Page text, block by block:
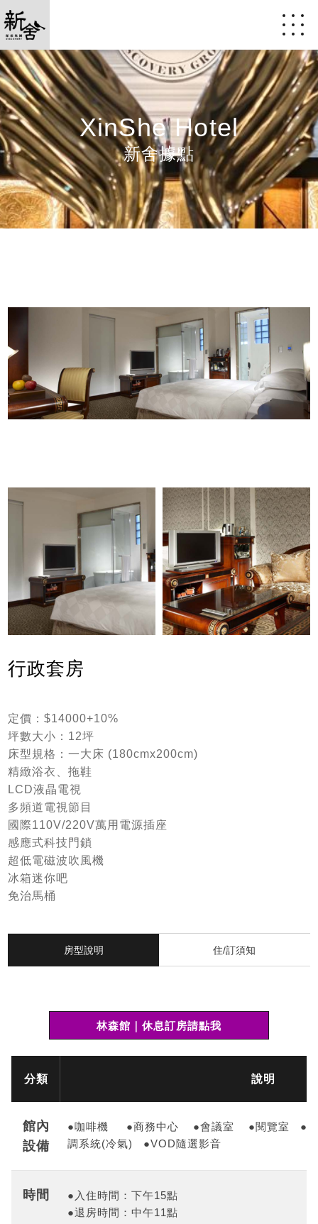
XinShe Hotel
新舍據點
行政套房
定價：$14000+10%
坪數大小：12坪
床型規格：一大床 (180cmx200cm)
精緻浴衣、拖鞋
LCD液晶電視
多頻道電視節目
國際110V/220V萬用電源插座
感應式科技門鎖
超低電磁波吹風機
冰箱迷你吧
免治馬桶
房型說明 住/訂須知
林森館｜休息訂房請點我
分類 說明
館內
設備
●咖啡機 ●商務中心 ●會議室 ●閱覽室 ●高
調系統(冷氣) ●VOD隨選影音
時間
●入住時間：下午15點
●退房時間：中午11點